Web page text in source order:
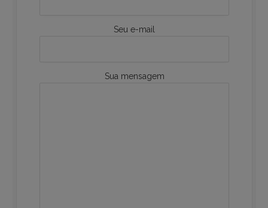
Seu e-mail
Sua mensagem